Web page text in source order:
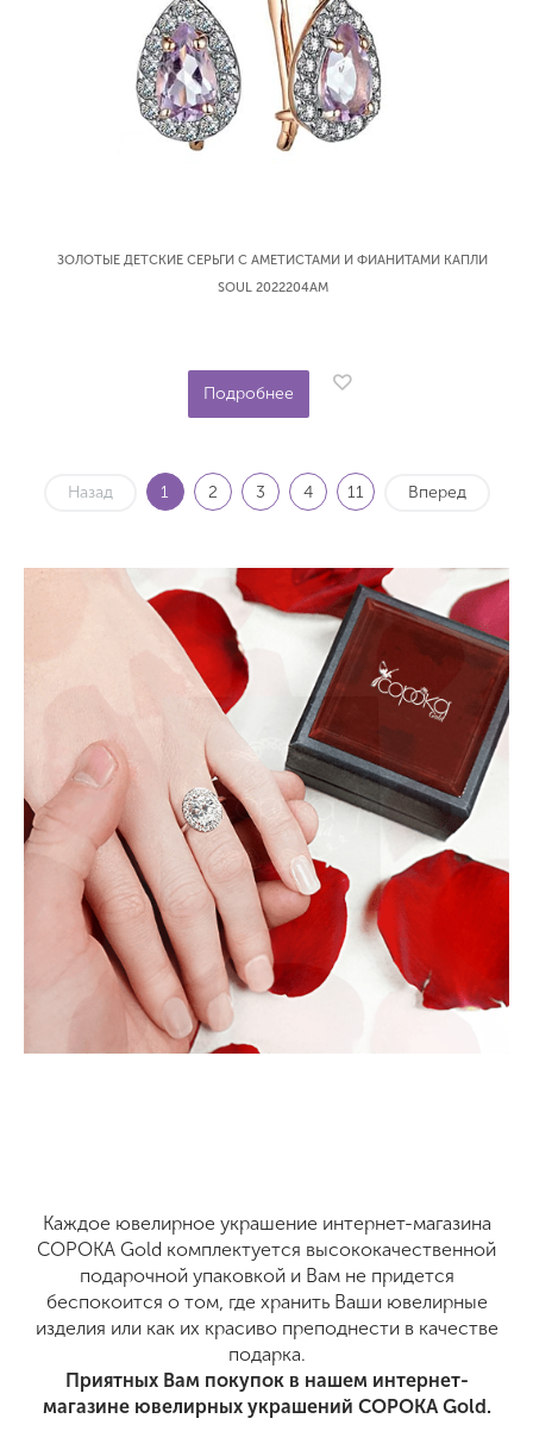
ЗОЛОТЫЕ ДЕТСКИЕ СЕРЬГИ С АМЕТИСТАМИ И ФИАНИТАМИ КАПЛИ
SOUL 2022204АМ
Подробнее
Назад 1 2 3 4 11 Вперед
Каждое ювелирное украшение интернет-магазина
СОРОКА Gold комплектуется высококачественной
подарочной упаковкой и Вам не придется
беспокоится о том, где хранить Ваши ювелирные
изделия или как их красиво преподнести в качестве
подарка.
Приятных Вам покупок в нашем интернет-
магазине ювелирных украшений СОРОКА Gold.